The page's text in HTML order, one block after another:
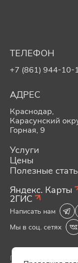
ТЕЛЕФОН
+7 (861) 944-10-
АДРЕС
Краснодар,
Карасунский
Горная, 9
Услуги
Цены
Полезные
Яндекс. Карты
2ГИС
Написать нам
Мы в соц. сетях
Политика